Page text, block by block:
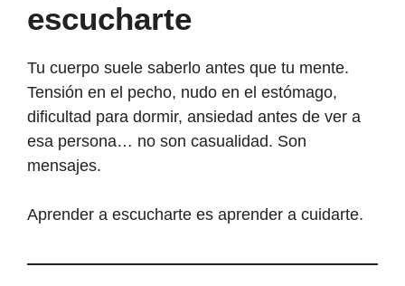
escucharte
Tu cuerpo suele saberlo antes que tu mente.
Tensión en el pecho, nudo en el estómago,
dificultad para dormir, ansiedad antes de ver a
esa persona… no son casualidad. Son
mensajes.
Aprender a escucharte es aprender a cuidarte.